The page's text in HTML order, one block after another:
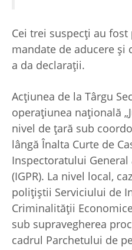
Cei trei suspecți au
mandate de aducere
a da declarații.
Acțiunea de la Târgu
operațiunea națională
nivel de țară sub
lângă Înalta Curte de
Inspectoratului
(IGPR). La nivel local,
polițiștii Serviciului de
Criminalității
sub supravegherea
cadrul Parchetului de